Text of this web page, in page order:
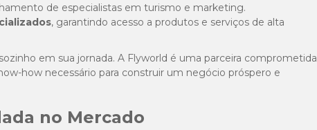
de especialistas em turismo e marketing.
, garantindo acesso a produtos e serviços de alta
em sua jornada. A Flyworld é uma parceira comprometida
how necessário para construir um negócio próspero e
no Mercado